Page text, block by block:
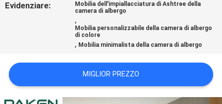
SITO
POLICY
Evidenziare:
Mobilia dell'impiallacciatura di Ashtree della
camera di albergo
,
Mobilia personalizzabile della camera di albergo
di colore
, Mobilia minimalista della camera di albergo
MIGLIOR PREZZO